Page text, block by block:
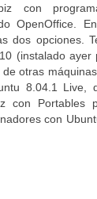
con
OpenOffice.
dos opciones.
(instalado
otras
8.04.1 Live,
con Portables
con